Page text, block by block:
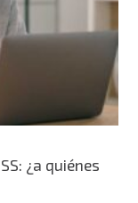
¿a quiénes